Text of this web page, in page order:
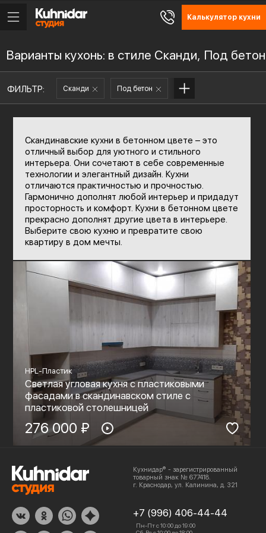
Калькулятор кухни
Варианты кухонь: в стиле Сканди, Под бетон
ФИЛЬТР: Сканди Под бетон
Скандинавские кухни в бетонном цвете – это
отличный выбор для уютного и стильного
интерьера. Они сочетают в себе современные
технологии и элегантный дизайн. Кухни
отличаются практичностью и прочностью.
Гармонично дополнят любой интерьер и придадут
просторность и комфорт. Кухни в бетонном цвете
прекрасно дополнят другие цвета в интерьере.
Выберите свою кухню и превратите свою
квартиру в дом мечты.
HPL-Пластик
Светлая угловая кухня с пластиковыми
фасадами в скандинавском стиле с
пластиковой столешницей
276 000 ₽
Кухнидар® - зарегистрированный
товарный знак № 677418.
г. Краснодар, ул. Калинина, д. 321
+7 (996) 406-44-44
Пн-Пт с 10:00 до 19:00